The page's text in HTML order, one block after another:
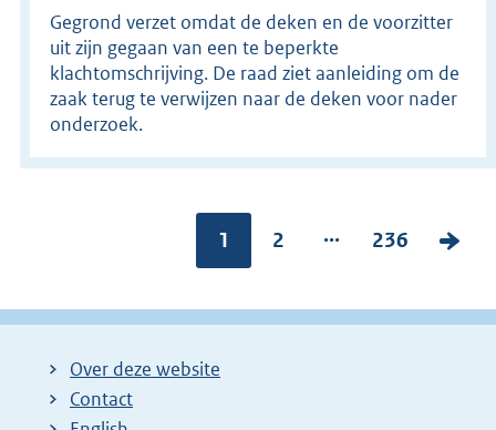
Gegrond verzet omdat de deken en de voorzitter
uit zijn gegaan van een te beperkte
klachtomschrijving. De raad ziet aanleiding om de
zaak terug te verwijzen naar de deken voor nader
onderzoek.
Pagina:
1
P
g
2 ...
P
g
236
V
l
Over deze website
Contact